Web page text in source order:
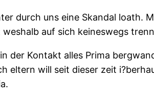
durch uns eine Skandal loath.
auf sich keineswegs
der Kontakt alles Prima
eltern will seit dieser zeit